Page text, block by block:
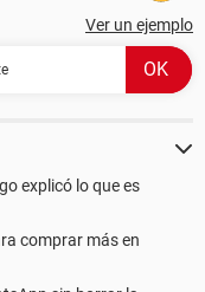
Ver un ejemplo
explicó lo que es
comprar más en